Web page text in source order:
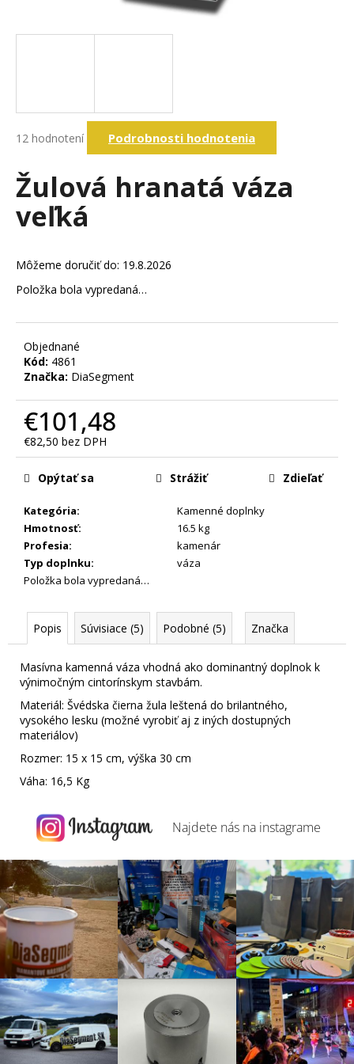
hodnotenie
je
4,7
5
12 hodnotení Podrobnosti hodnotenia
Žulová hranatá váza
veľká
Môžeme doručiť do: 19.8.2026
Položka bola vypredaná…
Objednané
Kód: 4861
Značka: DiaSegment
€101,48
€82,50 bez DPH
Jednotková
Kategória:
Kamenné doplnky
Hmotnosť:
16.5 kg
Profesia:
kamenár
Typ doplnku:
váza
Položka bola vypredaná…
Opýtať sa Strážiť Zdieľať
Popis Súvisiace (5) Podobné (5) Značka
Masívna kamenná váza vhodná ako dominantný doplnok k
výnimočným cintorínskym stavbám.
Materiál: Švédska čierna žula leštená do brilantného,
vysokého lesku (možné vyrobiť aj z iných dostupných
materiálov)
Rozmer: 15 x 15 cm, výška 30 cm
Váha: 16,5 Kg
j
O
p
o
r
č
a
m
e
Najdete nás na instagrame